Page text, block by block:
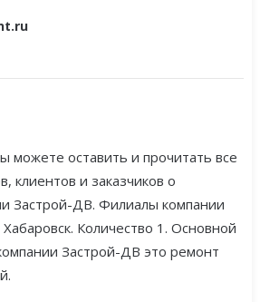
можете оставить и прочитать все
клиентов и заказчиков о
Застрой-ДВ. Филиалы компании
Количество 1. Основной
Застрой-ДВ это ремонт